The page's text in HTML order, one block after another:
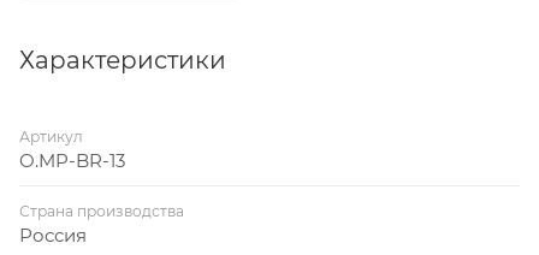
Характеристики
Артикул
O.MP-BR-13
Страна производства
Россия